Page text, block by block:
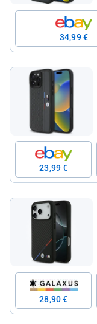
34,99 €
23,99 €
28,90 €